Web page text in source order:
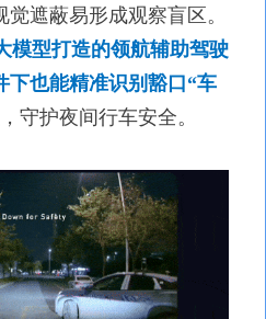
遮蔽易形成观察盲区。
模型打造的领航辅助驾驶
下也能精准识别豁口“车
守护夜间行车安全。